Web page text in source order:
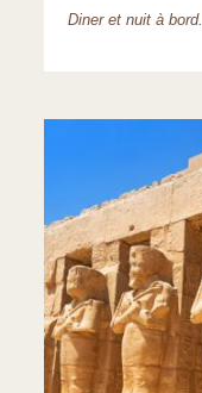
Diner et nuit à bord.